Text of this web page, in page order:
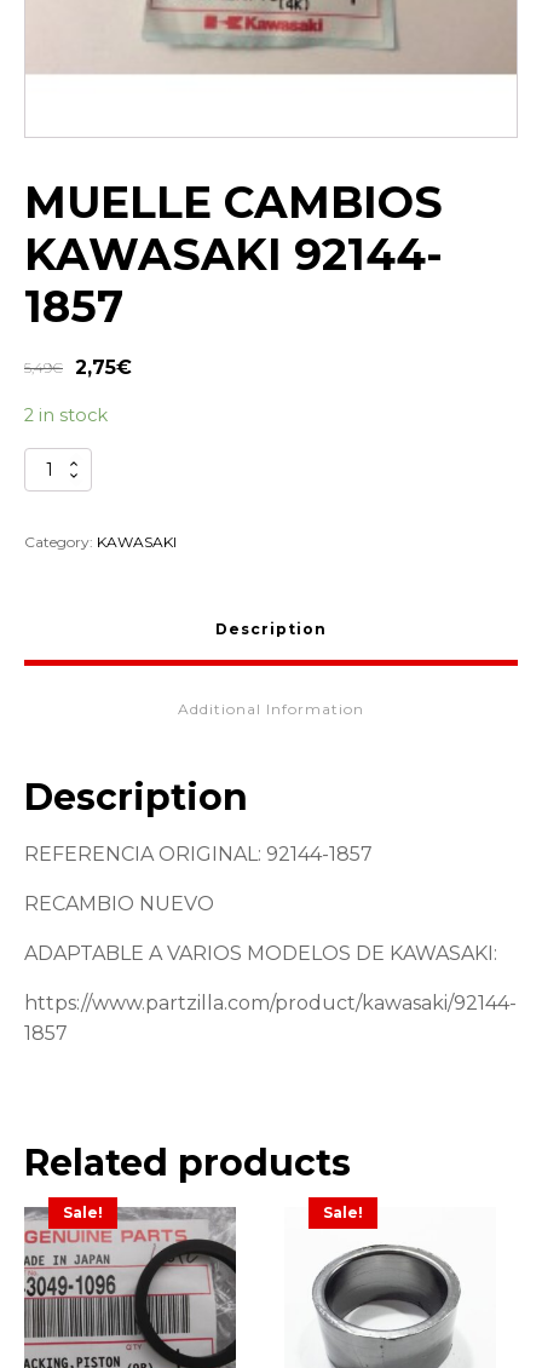
MUELLE CAMBIOS
KAWASAKI 92144-
1857
5,49€ 2,75€
2 in stock
MUELLE
CAMBIOS
92144-
Category: KAWASAKI
Description
Additional Information
Description
REFERENCIA ORIGINAL: 92144-1857
RECAMBIO NUEVO
ADAPTABLE A VARIOS MODELOS DE KAWASAKI:
https://www.partzilla.com/product/kawasaki/92144-
1857
Related products
Sale! Sale!